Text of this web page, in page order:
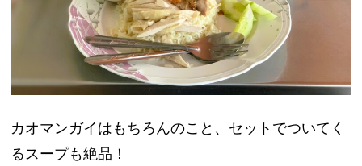
カオマンガイはもちろんのこと、セットでついてく
るスープも絶品！